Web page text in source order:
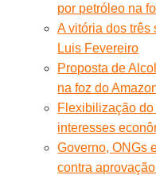
por petróleo na
A vitória dos três
Luis Fevereiro
Proposta de
na foz do
Flexibilização do
interesses
Governo, ONGs
contra